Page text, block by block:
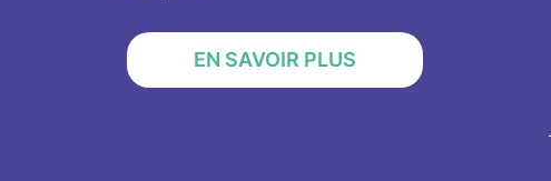
EN SAVOIR PLUS